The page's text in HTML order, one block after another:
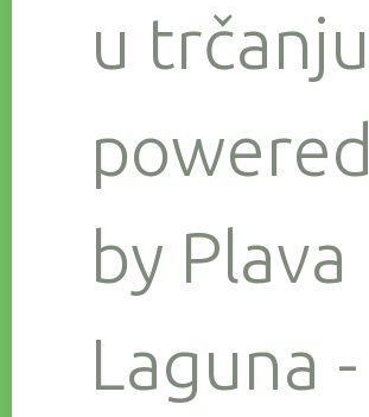
u trčanju
powered
by Plava
Laguna -